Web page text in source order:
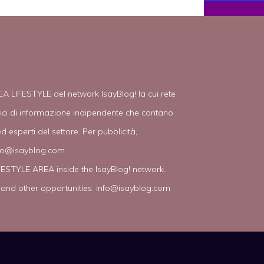
LIFESTYLE del network IsayBlog! la cui rete
di informazione indipendente che contano
esperti del settore. Per pubblicità,
AREA inside the IsayBlog! network.
other opportunities: info@isayblog.com